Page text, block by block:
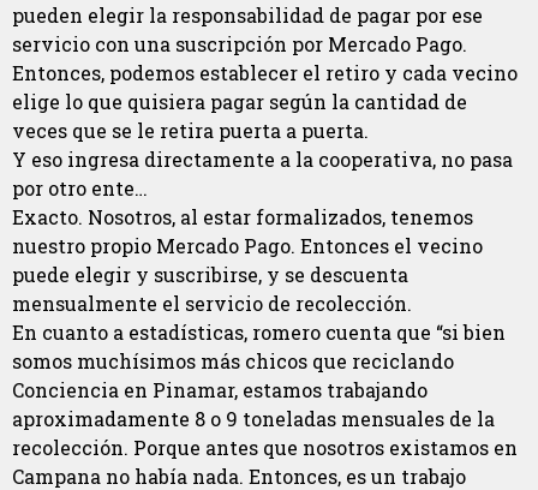
pueden elegir la responsabilidad de pagar por ese
servicio con una suscripción por Mercado Pago.
Entonces, podemos establecer el retiro y cada vecino
elige lo que quisiera pagar según la cantidad de
veces que se le retira puerta a puerta.
Y eso ingresa directamente a la cooperativa, no pasa
por otro ente…
Exacto. Nosotros, al estar formalizados, tenemos
nuestro propio Mercado Pago. Entonces el vecino
puede elegir y suscribirse, y se descuenta
mensualmente el servicio de recolección.
En cuanto a estadísticas, romero cuenta que “si bien
somos muchísimos más chicos que reciclando
Conciencia en Pinamar, estamos trabajando
aproximadamente 8 o 9 toneladas mensuales de la
recolección. Porque antes que nosotros existamos en
Campana no había nada. Entonces, es un trabajo